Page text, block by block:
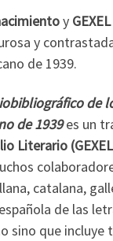
y GEXEL
y
de 1939.
de
de 1939es un
Literario
catalana,
de las
sino que